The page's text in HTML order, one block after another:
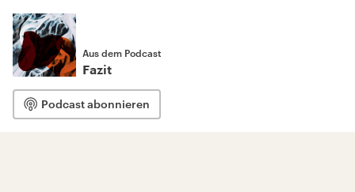
Aus dem Podcast
Fazit
Podcast abonnieren